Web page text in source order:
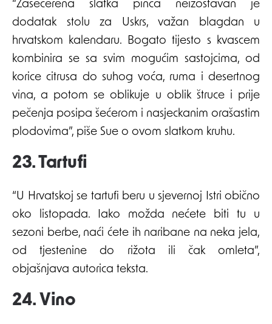
“Zašećerena slatka pinca neizostavan je
dodatak stolu za Uskrs, važan blagdan u
hrvatskom kalendaru. Bogato tijesto s kvascem
kombinira se sa svim mogućim sastojcima, od
korice citrusa do suhog voća, ruma i desertnog
vina, a potom se oblikuje u oblik štruce i prije
pečenja posipa šećerom i nasjeckanim orašastim
plodovima”, piše Sue o ovom slatkom kruhu.
23. Tartufi
“U Hrvatskoj se tartufi beru u sjevernoj Istri obično
oko listopada. Iako možda nećete biti tu u
sezoni berbe, naći ćete ih naribane na neka jela,
od tjestenine do rižota ili čak omleta”,
objašnjava autorica teksta.
24. Vino